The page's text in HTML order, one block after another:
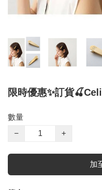
限時優惠✨訂貨
數量
−
+
加